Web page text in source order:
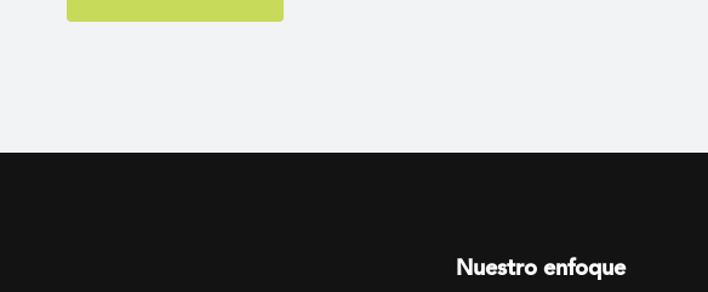
Footer menu
Nuestro enfoque